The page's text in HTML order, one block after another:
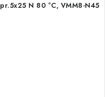
pr.5x25 N 80 °C, VMM8-N45